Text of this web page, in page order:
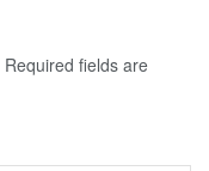
Required fields are